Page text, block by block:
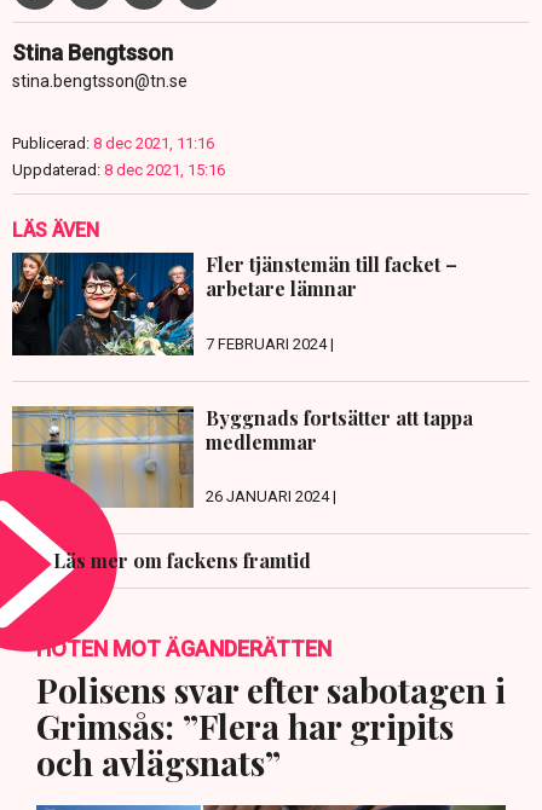
Stina Bengtsson
stina.bengtsson@tn.se
Publicerad: 8 dec 2021, 11:16
Uppdaterad: 8 dec 2021, 15:16
LÄS ÄVEN
Fler tjänstemän till facket –
arbetare lämnar
7 FEBRUARI 2024 |
Byggnads fortsätter att tappa
medlemmar
26 JANUARI 2024 |
Läs mer om fackens framtid
HOTEN MOT ÄGANDERÄTTEN
Polisens svar efter sabotagen i
Grimsås: ”Flera har gripits
och avlägsnats”